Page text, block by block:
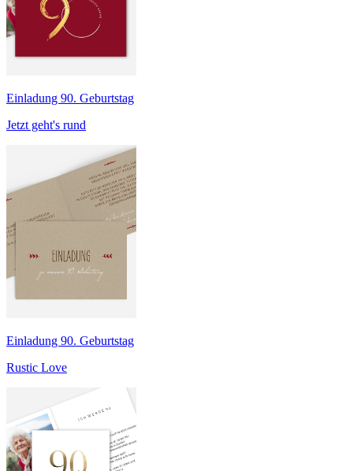
Einladung 90. Geburtstag
Jetzt geht's rund
Einladung 90. Geburtstag
Rustic Love